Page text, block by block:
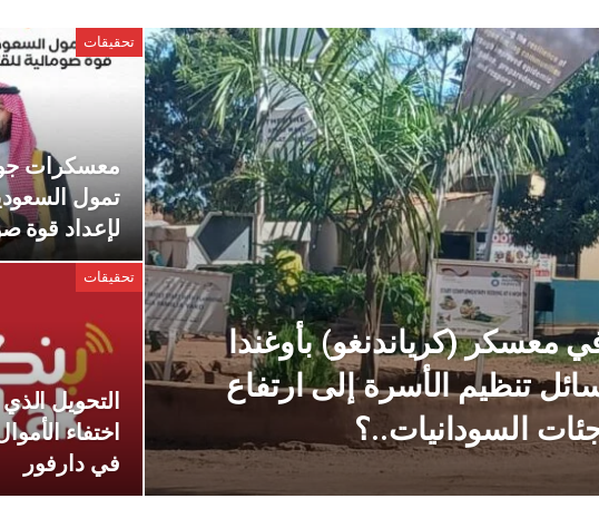
معسكر (كرياندنغو) بأوغندا
تنظيم الأسرة إلى ارتفاع
السودانيات..؟
تحقيقات
معسكرات
تمول
لإعداد قوة
تحقيقات
التحويل
اختفاء
في دارفور